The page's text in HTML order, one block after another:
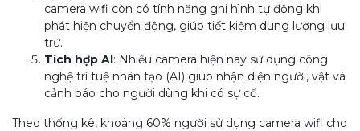
camera wifi còn có tính năng ghi hình tự động khi
phát hiện chuyển động, giúp tiết kiệm dung lượng lưu
trữ.
Tích hợp AI: Nhiều camera hiện nay sử dụng công
nghệ trí tuệ nhân tạo (AI) giúp nhận diện người, vật và
cảnh báo cho người dùng khi có sự cố.
Theo thống kê, khoảng 60% người sử dụng camera wifi cho